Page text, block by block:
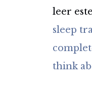
leer
sleep
think